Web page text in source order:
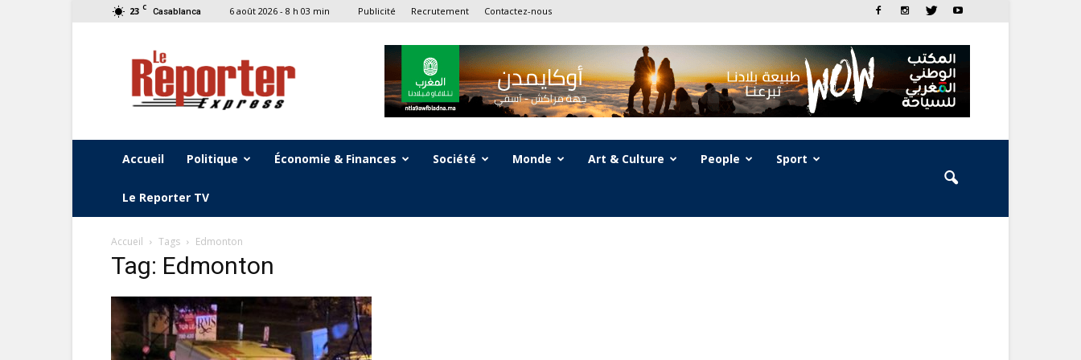
23 C Casablanca 6 août 2026 - 8 h 03 min Publicité Recrutement Contactez-nous
Le
Reporter
Express
Accueil Politique Économie & Finances Société Monde Art & Culture People Sport
Le Reporter TV
Accueil Tags Edmonton
Tag: Edmonton